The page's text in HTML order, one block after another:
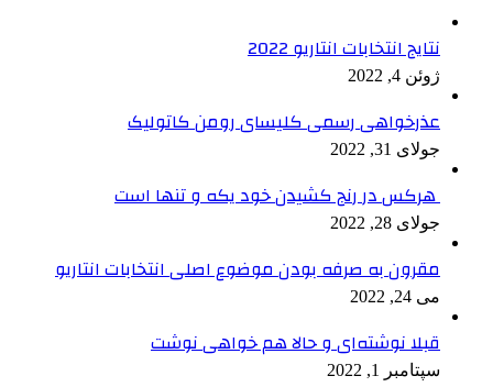
نتایج انتخابات انتاریو 2022
ژوئن 4, 2022
عذرخواهی رسمی کلیسای رومن کاتولیک
جولای 31, 2022
هرکس در رنج کشیدن خود یکه و تنها است
جولای 28, 2022
مقرون به صرفه بودن موضوع اصلی انتخابات انتاریو
می 24, 2022
قبلا نوشته‌ای و حالا هم خواهی نوشت
سپتامبر 1, 2022